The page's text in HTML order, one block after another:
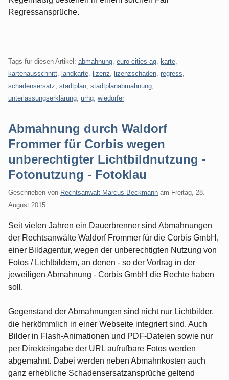
Regressansprüche.
Tags für diesen Artikel: abmahnung euro-cities ag karte
kartenausschnitt
landkarte lizenz lizenzschaden regress
schadensersatz stadtplan stadtplanabmahnung
unterlassungserklärung urhg wiedorfer
Abmahnung durch Waldorf
Frommer für Corbis wegen
unberechtigter Lichtbildnutzung -
Fotonutzung - Fotoklau
Geschrieben von Rechtsanwalt Marcus Beckmann am Freitag, 28.
August 2015
Seit vielen Jahren ein Dauerbrenner sind Abmahnungen
der Rechtsanwälte Waldorf Frommer für die Corbis GmbH,
einer Bildagentur, wegen der unberechtigten Nutzung von
Fotos / Lichtbildern, an denen - so der Vortrag in der
jeweiligen Abmahnung - Corbis GmbH die Rechte haben
soll.
Gegenstand der Abmahnungen sind nicht nur Lichtbilder,
die herkömmlich in einer Webseite integriert sind. Auch
Bilder in Flash-Animationen und PDF-Dateien sowie nur
per Direkteingabe der URL aufrufbare Fotos werden
abgemahnt. Dabei werden neben Abmahnkosten auch
ganz erhebliche Schadensersatzansprüche geltend